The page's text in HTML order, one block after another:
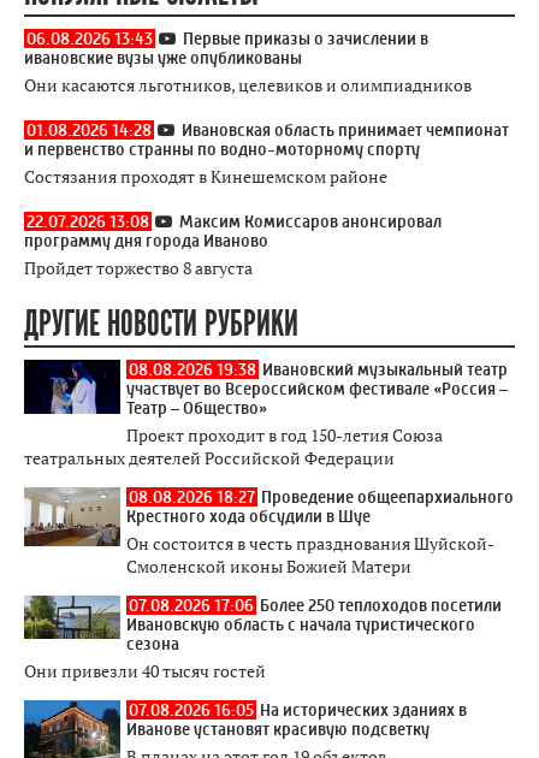
06.08.2026 13:43
Первые приказы о зачислении в
ивановские вузы уже опубликованы
Они касаются льготников, целевиков и олимпиадников
01.08.2026 14:28
Ивановская область принимает чемпионат
и первенство странны по водно-моторному спорту
Состязания проходят в Кинешемском районе
22.07.2026 13:08
Максим Комиссаров анонсировал
программу дня города Иваново
Пройдет торжество 8 августа
ДРУГИЕ НОВОСТИ РУБРИКИ
08.08.2026 19:38 Ивановский музыкальный театр
участвует во Всероссийском фестивале «Россия –
Театр – Общество»
Проект проходит в год 150-летия Союза
театральных деятелей Российской Федерации
08.08.2026 18:27 Проведение общеепархиального
Крестного хода обсудили в Шуе
Он состоится в честь празднования Шуйской-
Смоленской иконы Божией Матери
07.08.2026 17:06 Более 250 теплоходов посетили
Ивановскую область с начала туристического
сезона
Они привезли 40 тысяч гостей
07.08.2026 16:05 На исторических зданиях в
Иванове установят красивую подсветку